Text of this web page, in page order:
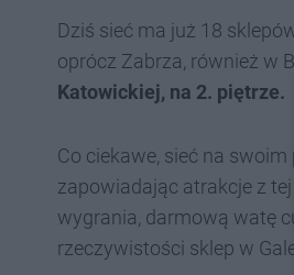
Dziś sieć ma już 18
oprócz Zabrza, również w
Katowickiej, na 2. piętrze.
Co ciekawe, sieć na
zapowiadając atrakcje z tej
wygrania, darmową watę
rzeczywistości sklep w